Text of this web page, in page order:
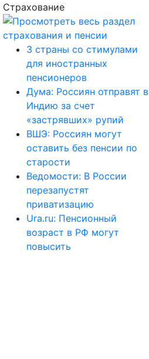
Страхование
3 страны со стимулами
для иностранных
пенсионеров
Дума: Россиян отправят в
Индию за счет
«застрявших» рупий
ВШЭ: Россиян могут
оставить без пенсии по
старости
Ведомости: В России
перезапустят
приватизацию
Ura.ru: Пенсионный
возраст в РФ могут
повысить